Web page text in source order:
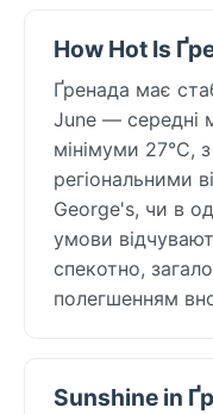
How Hot Is
Ґренада має
June — середні
мінімуми 27°C,
регіональними
George's, чи в
умови
спекотно,
полегшенням
Sunshine in